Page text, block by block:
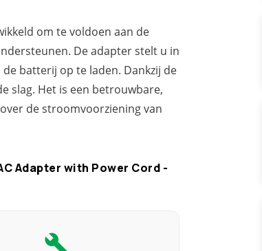
om te voldoen aan de
De adapter stelt u in
batterij op te laden. Dankzij de
slag. Het is een betrouwbare,
de stroomvoorziening van
Adapter with Power Cord -